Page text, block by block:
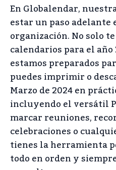
En Globalendar,
estar un paso adelante
organización. No solo
calendarios para el
estamos preparados
puedes imprimir o
Marzo de 2024 en
incluyendo el versátil
marcar reuniones,
celebraciones o
tienes la herramienta
todo en orden y